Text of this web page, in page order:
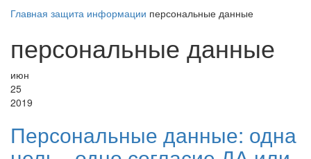
Главная защита информации персональные данные
персональные данные
июн
25
2019
Персональные данные: одна